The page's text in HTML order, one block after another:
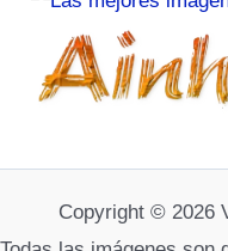
Copyright © 2026